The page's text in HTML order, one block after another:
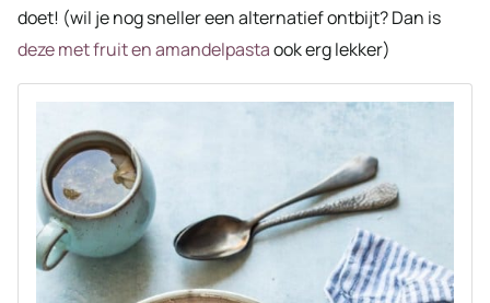
doet! (wil je nog sneller een alternatief ontbijt? Dan is
deze met fruit en amandelpastaook erg lekker)